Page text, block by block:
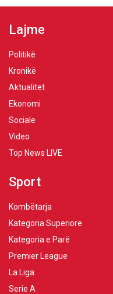
Lajme
Politikë
Kronikë
Aktualitet
Ekonomi
Sociale
Video
Top News LIVE
Sport
Kombëtarja
Kategoria Superiore
Kategoria e Parë
Premier League
La Liga
Serie A